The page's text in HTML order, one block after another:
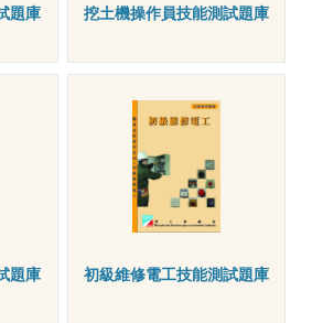
題庫 挖土機操作員技能測試題庫
題庫 初級維修電工技能測試題庫